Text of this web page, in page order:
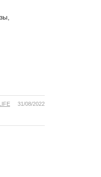
31/08/2022